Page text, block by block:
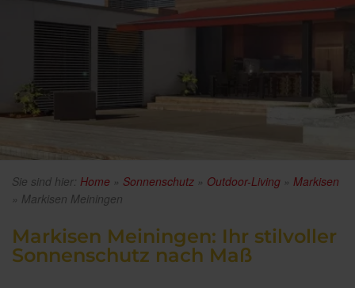
Sie sind hier: Home » Sonnenschutz » Outdoor-Living » Markisen
» Markisen Meiningen
Markisen Meiningen: Ihr stilvoller
Sonnenschutz nach Maß